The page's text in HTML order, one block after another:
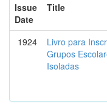
Issue
Date
Title
1924
Livro para
Grupos
Isoladas